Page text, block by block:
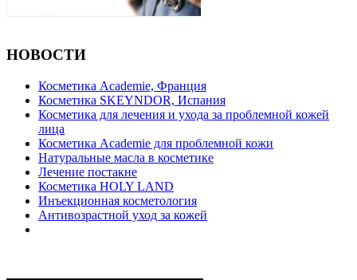
НОВОСТИ
Косметика Academie, Франция
Косметика SKEYNDOR, Испания
Косметика для лечения и ухода за проблемной кожей
лица
Косметика Academie для проблемной кожи
Натуральные масла в косметике
Лечение постакне
Косметика HOLY LAND
Инъекционная косметология
Антивозрастной уход за кожей